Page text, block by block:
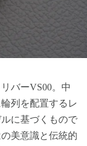
バーVS00。中
列を配置するレ
に基づくもので
美意識と伝統的